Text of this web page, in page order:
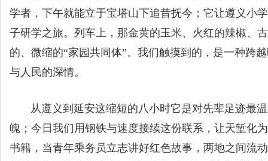
学者，下午就能立于宝塔山下追昔抚今；它让遵义小
子研学之旅。列车上，那金黄的玉米、火红的辣椒、
的、微缩的“家园共同体”。我们触摸到的，是一种跨
与人民的深情。
从遵义到延安这缩短的八小时它是对先辈足迹最温
魄；今日我们用钢铁与速度接续这份联系，让天堑化
书籍，当青年乘务员立志讲好红色故事，两地之间流